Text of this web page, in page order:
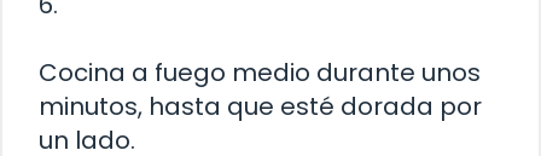
Cocina a fuego medio durante unos
minutos, hasta que esté dorada por
un lado.